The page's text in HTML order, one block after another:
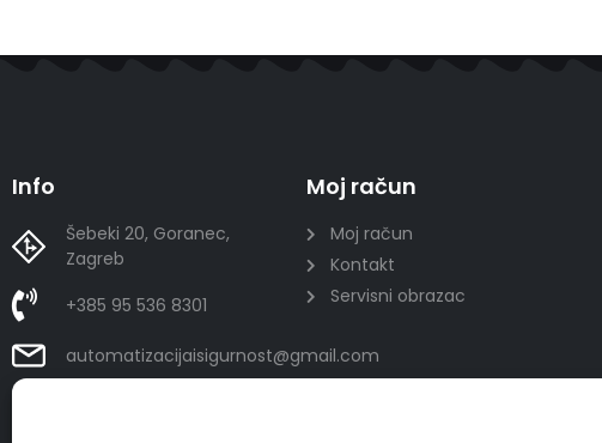
Info
Šebeki 20, Goranec,
Zagreb
+385 95 536 8301
automatizacijaisigurnost@gmail.com
Moj račun
Moj račun
Kontakt
Servisni obrazac